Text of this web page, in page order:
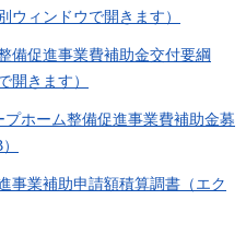
ウィンドウで開きます）
備促進事業費補助金交付要綱
開きます）
ホーム整備促進事業費補助金募
事業補助申請額積算調書（エク